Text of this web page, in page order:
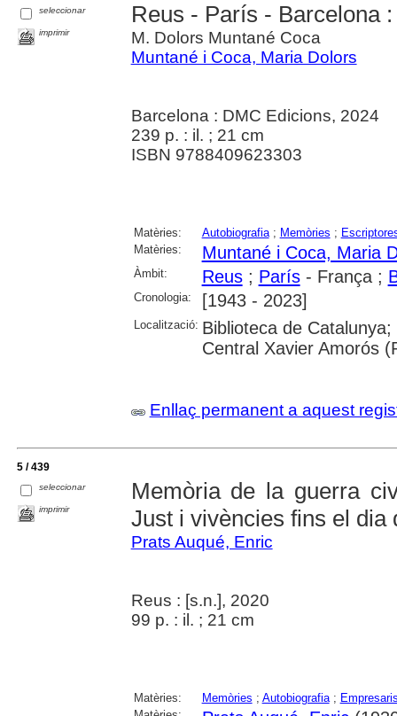
seleccionar
imprimir
Reus - París - Barcelona
M. Dolors Muntané Coca
Muntané i Coca, Maria Dolors
Barcelona : DMC Edicions, 2024
239 p. : il. ; 21 cm
ISBN 9788409623303
Matèries: Autobiografia; Memòries ;
Matèries:
Muntané i Coca, Maria
Àmbit: Reus; París- França ;
Cronologia: [1943 - 2023]
Localització: Biblioteca de
Central Xavier Amorós
Enllaç permanent a aquest
5 / 439
seleccionar
imprimir
Memòria de la guerra
Just i vivències fins el dia
Prats Auqué, Enric
Reus : [s.n.], 2020
99 p. : il. ; 21 cm
Matèries: Memòries ; Autobiografia;